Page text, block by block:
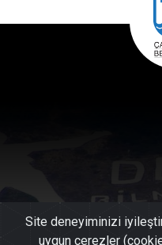
Site deneyiminizi
uygun çerezler